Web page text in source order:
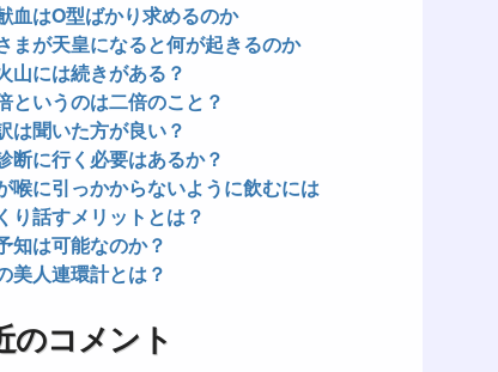
血はO型ばかり求めるのか
まが天皇になると何が起きるのか
山には続きがある？
というのは二倍のこと？
は聞いた方が良い？
断に行く必要はあるか？
喉に引っかからないように飲むには
り話すメリットとは？
知は可能なのか？
美人連環計とは？
のコメント